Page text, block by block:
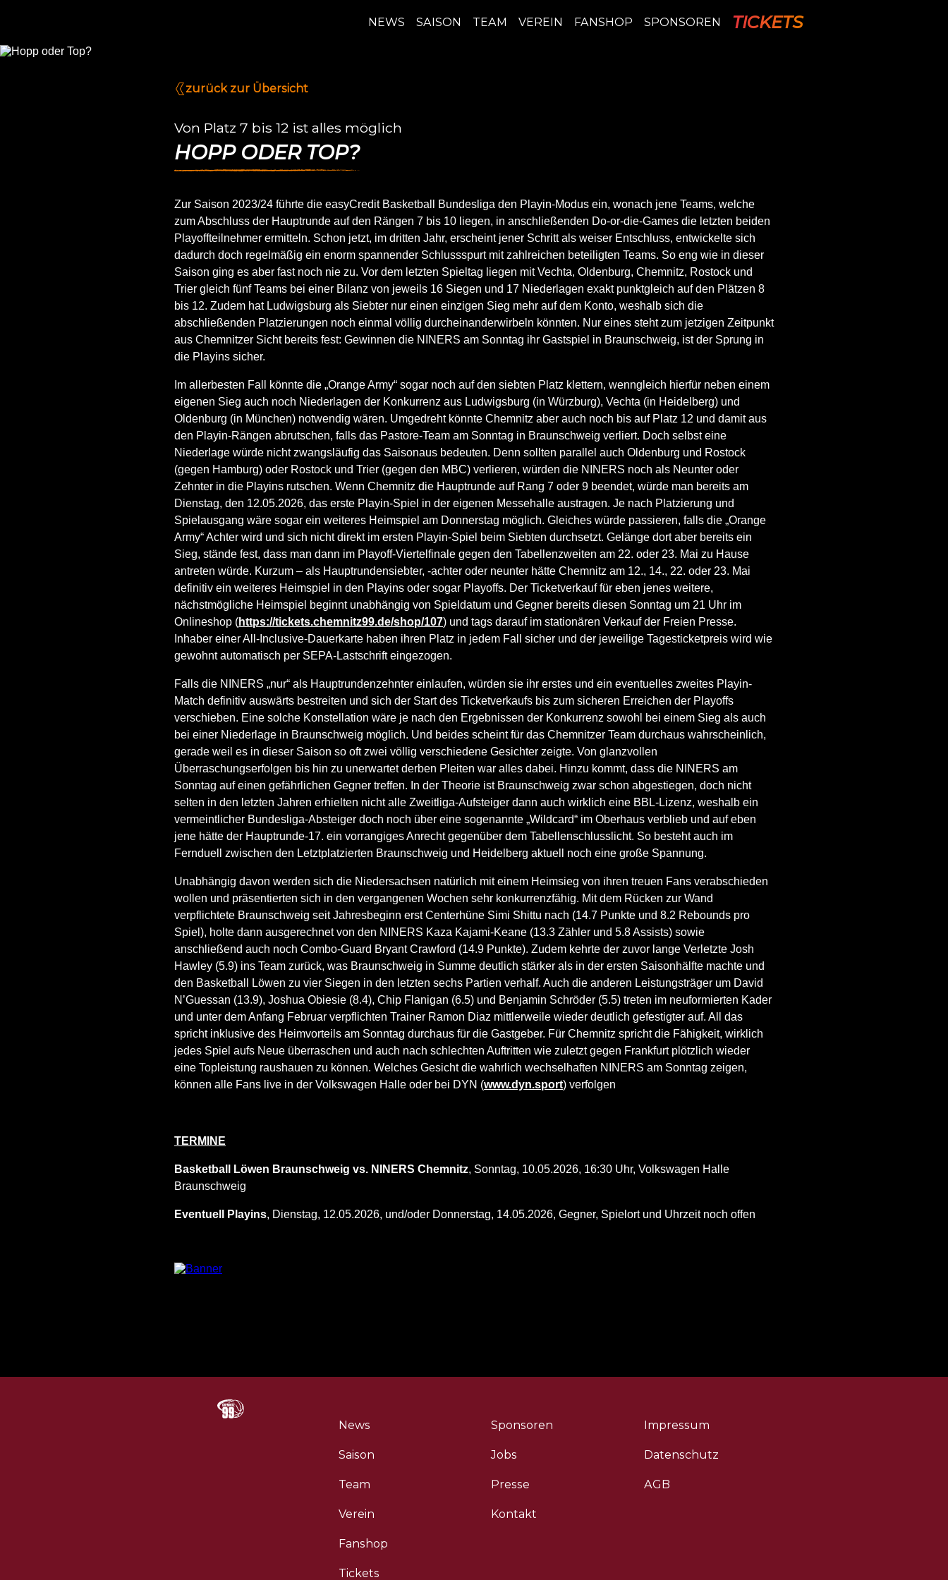
NEWS SAISON TEAM VEREIN FANSHOP SPONSOREN TICKETS
zurück zur Übersicht
Von Platz 7 bis 12 ist alles möglich
HOPP ODER TOP?
Zur Saison 2023/24 führte die easyCredit Basketball Bundesliga den Playin-Modus ein, wonach jene Teams, welche
zum Abschluss der Hauptrunde auf den Rängen 7 bis 10 liegen, in anschließenden Do-or-die-Games die letzten beiden
Playoffteilnehmer ermitteln. Schon jetzt, im dritten Jahr, erscheint jener Schritt als weiser Entschluss, entwickelte sich
dadurch doch regelmäßig ein enorm spannender Schlussspurt mit zahlreichen beteiligten Teams. So eng wie in dieser
Saison ging es aber fast noch nie zu. Vor dem letzten Spieltag liegen mit Vechta, Oldenburg, Chemnitz, Rostock und
Trier gleich fünf Teams bei einer Bilanz von jeweils 16 Siegen und 17 Niederlagen exakt punktgleich auf den Plätzen 8
bis 12. Zudem hat Ludwigsburg als Siebter nur einen einzigen Sieg mehr auf dem Konto, weshalb sich die
abschließenden Platzierungen noch einmal völlig durcheinanderwirbeln könnten. Nur eines steht zum jetzigen Zeitpunkt
aus Chemnitzer Sicht bereits fest: Gewinnen die NINERS am Sonntag ihr Gastspiel in Braunschweig, ist der Sprung in
die Playins sicher.
Im allerbesten Fall könnte die „Orange Army“ sogar noch auf den siebten Platz klettern, wenngleich hierfür neben einem
eigenen Sieg auch noch Niederlagen der Konkurrenz aus Ludwigsburg (in Würzburg), Vechta (in Heidelberg) und
Oldenburg (in München) notwendig wären. Umgedreht könnte Chemnitz aber auch noch bis auf Platz 12 und damit aus
den Playin-Rängen abrutschen, falls das Pastore-Team am Sonntag in Braunschweig verliert. Doch selbst eine
Niederlage würde nicht zwangsläufig das Saisonaus bedeuten. Denn sollten parallel auch Oldenburg und Rostock
(gegen Hamburg) oder Rostock und Trier (gegen den MBC) verlieren, würden die NINERS noch als Neunter oder
Zehnter in die Playins rutschen. Wenn Chemnitz die Hauptrunde auf Rang 7 oder 9 beendet, würde man bereits am
Dienstag, den 12.05.2026, das erste Playin-Spiel in der eigenen Messehalle austragen. Je nach Platzierung und
Spielausgang wäre sogar ein weiteres Heimspiel am Donnerstag möglich. Gleiches würde passieren, falls die „Orange
Army“ Achter wird und sich nicht direkt im ersten Playin-Spiel beim Siebten durchsetzt. Gelänge dort aber bereits ein
Sieg, stände fest, dass man dann im Playoff-Viertelfinale gegen den Tabellenzweiten am 22. oder 23. Mai zu Hause
antreten würde. Kurzum – als Hauptrundensiebter, -achter oder neunter hätte Chemnitz am 12., 14., 22. oder 23. Mai
definitiv ein weiteres Heimspiel in den Playins oder sogar Playoffs. Der Ticketverkauf für eben jenes weitere,
nächstmögliche Heimspiel beginnt unabhängig von Spieldatum und Gegner bereits diesen Sonntag um 21 Uhr im
Onlineshop (https://tickets.chemnitz99.de/shop/107) und tags darauf im stationären Verkauf der Freien Presse.
Inhaber einer All-Inclusive-Dauerkarte haben ihren Platz in jedem Fall sicher und der jeweilige Tagesticketpreis wird wie
gewohnt automatisch per SEPA-Lastschrift eingezogen.
Falls die NINERS „nur“ als Hauptrundenzehnter einlaufen, würden sie ihr erstes und ein eventuelles zweites Playin-
Match definitiv auswärts bestreiten und sich der Start des Ticketverkaufs bis zum sicheren Erreichen der Playoffs
verschieben. Eine solche Konstellation wäre je nach den Ergebnissen der Konkurrenz sowohl bei einem Sieg als auch
bei einer Niederlage in Braunschweig möglich. Und beides scheint für das Chemnitzer Team durchaus wahrscheinlich,
gerade weil es in dieser Saison so oft zwei völlig verschiedene Gesichter zeigte. Von glanzvollen
Überraschungserfolgen bis hin zu unerwartet derben Pleiten war alles dabei. Hinzu kommt, dass die NINERS am
Sonntag auf einen gefährlichen Gegner treffen. In der Theorie ist Braunschweig zwar schon abgestiegen, doch nicht
selten in den letzten Jahren erhielten nicht alle Zweitliga-Aufsteiger dann auch wirklich eine BBL-Lizenz, weshalb ein
vermeintlicher Bundesliga-Absteiger doch noch über eine sogenannte „Wildcard“ im Oberhaus verblieb und auf eben
jene hätte der Hauptrunde-17. ein vorrangiges Anrecht gegenüber dem Tabellenschlusslicht. So besteht auch im
Fernduell zwischen den Letztplatzierten Braunschweig und Heidelberg aktuell noch eine große Spannung.
Unabhängig davon werden sich die Niedersachsen natürlich mit einem Heimsieg von ihren treuen Fans verabschieden
wollen und präsentierten sich in den vergangenen Wochen sehr konkurrenzfähig. Mit dem Rücken zur Wand
verpflichtete Braunschweig seit Jahresbeginn erst Centerhüne Simi Shittu nach (14.7 Punkte und 8.2 Rebounds pro
Spiel), holte dann ausgerechnet von den NINERS Kaza Kajami-Keane (13.3 Zähler und 5.8 Assists) sowie
anschließend auch noch Combo-Guard Bryant Crawford (14.9 Punkte). Zudem kehrte der zuvor lange Verletzte Josh
Hawley (5.9) ins Team zurück, was Braunschweig in Summe deutlich stärker als in der ersten Saisonhälfte machte und
den Basketball Löwen zu vier Siegen in den letzten sechs Partien verhalf. Auch die anderen Leistungsträger um David
N’Guessan (13.9), Joshua Obiesie (8.4), Chip Flanigan (6.5) und Benjamin Schröder (5.5) treten im neuformierten Kader
und unter dem Anfang Februar verpflichten Trainer Ramon Diaz mittlerweile wieder deutlich gefestigter auf. All das
spricht inklusive des Heimvorteils am Sonntag durchaus für die Gastgeber. Für Chemnitz spricht die Fähigkeit, wirklich
jedes Spiel aufs Neue überraschen und auch nach schlechten Auftritten wie zuletzt gegen Frankfurt plötzlich wieder
eine Topleistung raushauen zu können. Welches Gesicht die wahrlich wechselhaften NINERS am Sonntag zeigen,
können alle Fans live in der Volkswagen Halle oder bei DYN (www.dyn.sport) verfolgen
TERMINE
Basketball Löwen Braunschweig vs. NINERS Chemnitz, Sonntag, 10.05.2026, 16:30 Uhr, Volkswagen Halle
Braunschweig
Eventuell Playins, Dienstag, 12.05.2026, und/oder Donnerstag, 14.05.2026, Gegner, Spielort und Uhrzeit noch offen
News
Saison
Team
Verein
Fanshop
Tickets
Sponsoren
Jobs
Presse
Kontakt
Impressum
Datenschutz
AGB